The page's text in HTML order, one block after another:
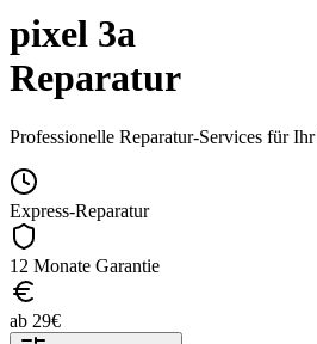
pixel 3a
Reparatur
Professionelle Reparatur-Services für Ihr
Express-Reparatur
12 Monate Garantie
ab 29€